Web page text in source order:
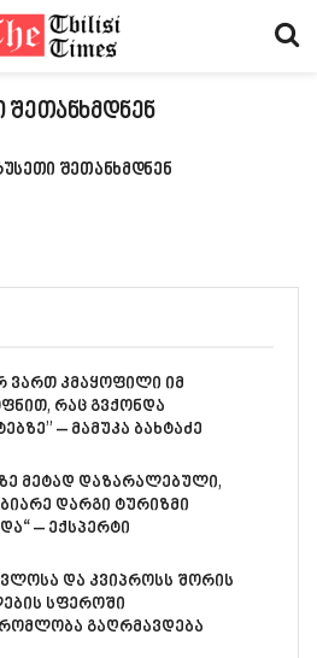
შეთანხმდნენ
შეთანხმდნენ
ვართ კმაყოფილი იმ
რაც გვქონდა
– მამუკა ბახტაძე
მეტად დაზარალებული,
დარგი ტურიზმი
– ექსპერტი
და კვიპროსს შორის
სფეროში
გაღრმავდება